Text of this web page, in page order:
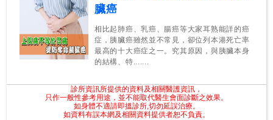
臟癌
相比起肺癌、乳癌、腸癌等大家耳熟能詳的癌
症，胰臟癌雖然並不常見，卻位列本港死亡率
最高的十大癌症之一。究其原因，與胰臟本身
的結構、特.......
診所資訊所提供的資料及相關醫護資訊，
只作一般性參考用途，並不能取代醫生會面診斷之效果。
如身體不適請即搵診所,切勿延誤治療。
如資料有誤本網及相關資料提供者恕不負責。